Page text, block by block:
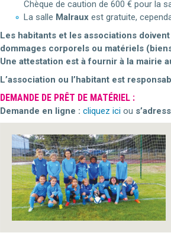
Chèque de caution de 600 € pour la
La salle Malrauxest gratuite,
Les habitants et les associations
dommages corporels ou matériels
Une attestation est à fournir à la mairie
L’association ou l’habitant est
DEMANDE DE PRÊT DE MATÉRIEL :
Demande en ligne : cliquez iciou